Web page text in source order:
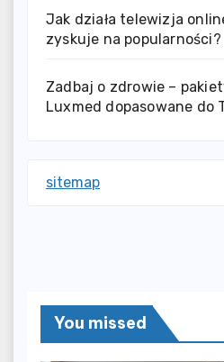
Jak działa telewizja
zyskuje na popularności?
Zadbaj o zdrowie –
Luxmed dopasowane do
sitemap
You missed